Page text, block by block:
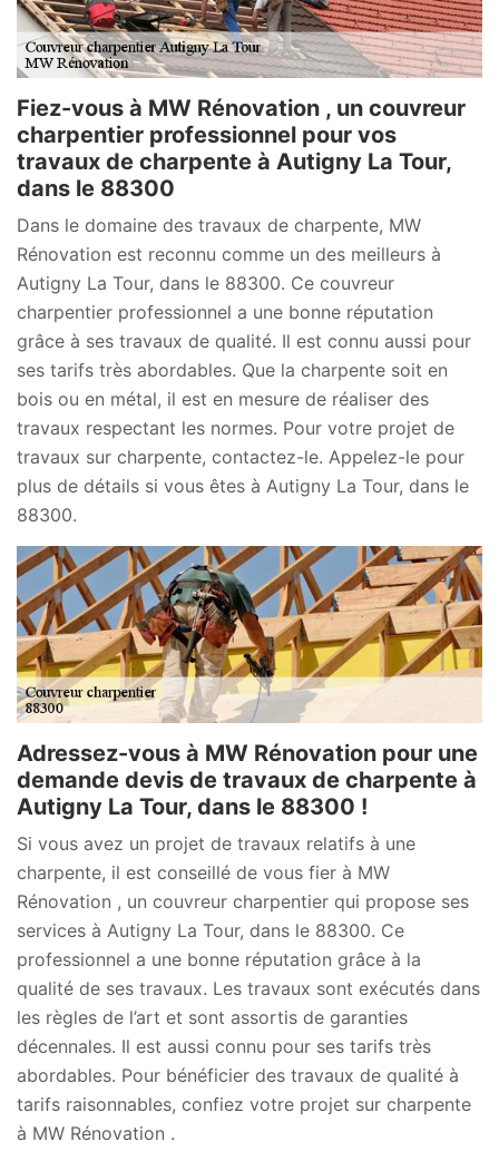
Fiez-vous à MW Rénovation , un couvreur
charpentier professionnel pour vos
travaux de charpente à Autigny La Tour,
dans le 88300
Dans le domaine des travaux de charpente, MW
Rénovation est reconnu comme un des meilleurs à
Autigny La Tour, dans le 88300. Ce couvreur
charpentier professionnel a une bonne réputation
grâce à ses travaux de qualité. Il est connu aussi pour
ses tarifs très abordables. Que la charpente soit en
bois ou en métal, il est en mesure de réaliser des
travaux respectant les normes. Pour votre projet de
travaux sur charpente, contactez-le. Appelez-le pour
plus de détails si vous êtes à Autigny La Tour, dans le
88300.
Adressez-vous à MW Rénovation pour une
demande devis de travaux de charpente à
Autigny La Tour, dans le 88300 !
Si vous avez un projet de travaux relatifs à une
charpente, il est conseillé de vous fier à MW
Rénovation , un couvreur charpentier qui propose ses
services à Autigny La Tour, dans le 88300. Ce
professionnel a une bonne réputation grâce à la
qualité de ses travaux. Les travaux sont exécutés dans
les règles de l’art et sont assortis de garanties
décennales. Il est aussi connu pour ses tarifs très
abordables. Pour bénéficier des travaux de qualité à
tarifs raisonnables, confiez votre projet sur charpente
à MW Rénovation .